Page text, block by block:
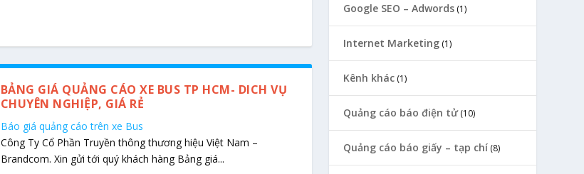
BẢNG GIÁ QUẢNG CÁO XE BUS TP HCM- DICH VỤ
CHUYÊN NGHIỆP, GIÁ RẺ
Báo giá quảng cáo trên xe Bus
Công Ty Cổ Phần Truyền thông thương hiệu Việt Nam –
Brandcom. Xin gửi tới quý khách hàng Bảng giá...
Google SEO – Adwords (1)
Internet Marketing (1)
Kênh khác (1)
Quảng cáo báo điện tử(10)
Quảng cáo báo giấy – tạp chí (8)